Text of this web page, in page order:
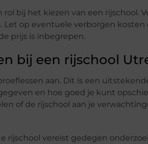
rol bij het kiezen van een rijschool.
Let op eventuele verborgen
prijs is inbegrepen.
bij een rijschool
aan. Dit is een
en hoe goed je kunt
of de rijschool aan je
rijschool vereist gedegen